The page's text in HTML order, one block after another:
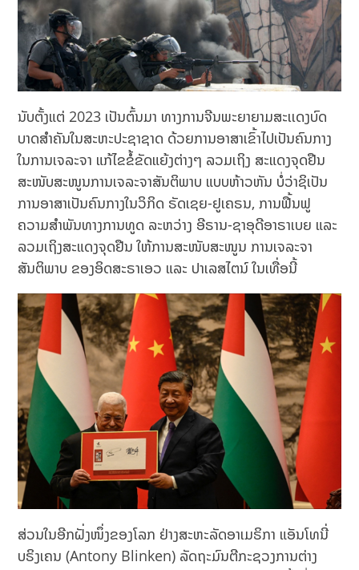
ນັບຕັ້ງແຕ່ 2023 ເປັນຕົ້ນມາ ທາງການຈີນພະຍາຍາມສະເເດງບົດ
ບາດສໍາຄັນໃນສະຫະປະຊາຊາດ ດ້ວຍການອາສາເຂົ້າໄປເປັນຄົນກາງ
ໃນການເຈລະຈາ ແກ້ໄຂຂໍ້ຂັດແຍ້ງຕ່າງໆ ລວມເຖິງ ສະແດງຈຸດຢືນ
ສະໜັບສະໜູນການເຈລະຈາສັນຕິພາບ ແບບຫ້າວຫັນ ບໍ່ວ່າຊິເປັນ
ການອາສາເປັນຄົນກາງໃນວິກິດ ຣັດເຊຍ-ຢູເຄຣນ, ການຟື້ນຟູ
ຄວາມສໍາພັນທາງການທູດ ລະຫວ່າງ ອີຣານ-ຊາອຸດີອາຣາເບຍ ແລະ
ລວມເຖິງສະແດງຈຸດຢືນ ໃຫ້ການສະໜັບສະໜູນ ການເຈລະຈາ
ສັນຕິພາບ ຂອງອິດສະຣາເອວ ແລະ ປາເລສໄຕນ໌ ໃນເທື່ອນີ້
ສ່ວນໃນອີກຝັ່ງໜຶ່ງຂອງໂລກ ຢ່າງສະຫະລັດອາເມຣິກາ ແອັນໂທນີ່
ບຣິງເຄນ (Antony Blinken) ລັດຖະມົນຕີກະຊວງການຕ່າງ